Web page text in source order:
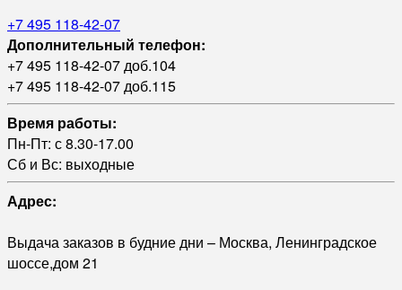
+7 495 118-42-07
Дополнительный телефон:
+7 495 118-42-07 доб.104
+7 495 118-42-07 доб.115
Время работы:
Пн-Пт: с 8.30-17.00
Сб и Вс: выходные
Адрес:
Выдача заказов в будние дни – Москва, Ленинградское
шоссе,дом 21